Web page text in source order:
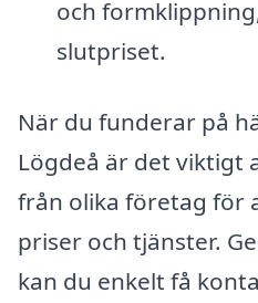
och
slutpriset.
När du funderar på
Lögdeå är det viktigt
från olika företag för
priser och tjänster.
kan du enkelt få